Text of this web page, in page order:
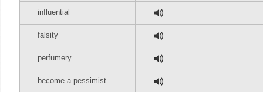
influential
falsity
perfumery
become a pessimist